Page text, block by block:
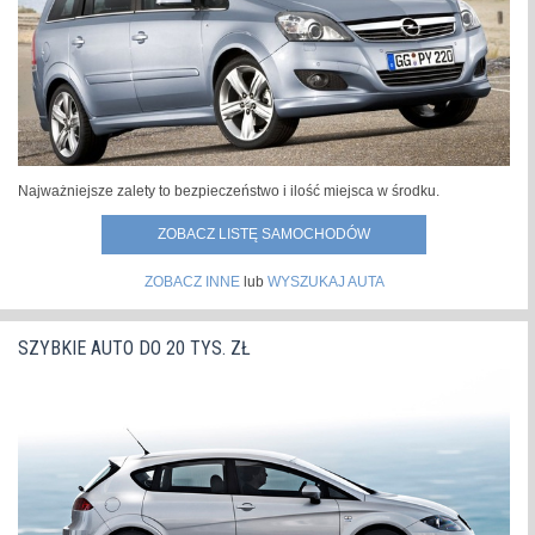
więc wkroczyła... »
Najważniejsze zalety to bezpieczeństwo i ilość miejsca w środku.
ZOBACZ LISTĘ SAMOCHODÓW
ZOBACZ INNElub WYSZUKAJ AUTA
SZYBKIE AUTO DO 20 TYS. ZŁ